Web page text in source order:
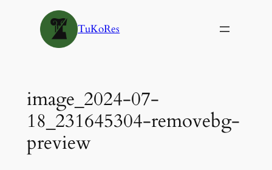
sisältöön
TuKoRes
image_2024-07-
18_231645304-removebg-
preview